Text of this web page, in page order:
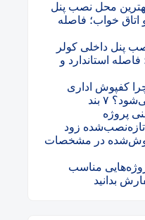
محل نصب پنل
اتاق خواب؛ فاصله
پنل داخلی کولر
استاندارد و
کفپوش اداری
تازه‌نصب‌شده زود فرسوده می‌شود؟ ۷ بند
پروژه
زود
۷ بند فراموش‌شده در مشخصات
مناسب
بدانید